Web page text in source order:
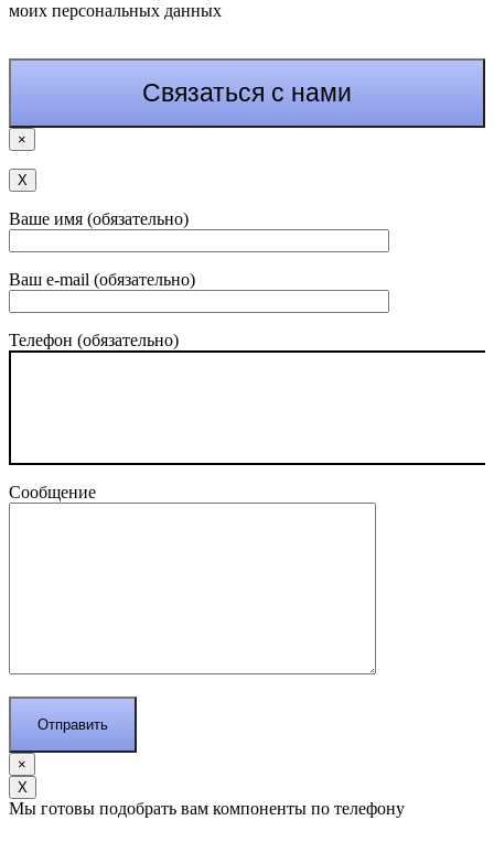
моих персональных данных
×
Х
Ваше имя (обязательно)
Ваш e-mail (обязательно)
Телефон (обязательно)
Сообщение
×
Х
Мы готовы подобрать вам компоненты по телефону